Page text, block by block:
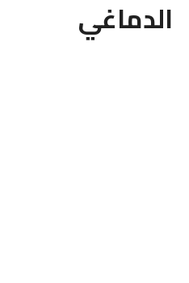
الدماغي